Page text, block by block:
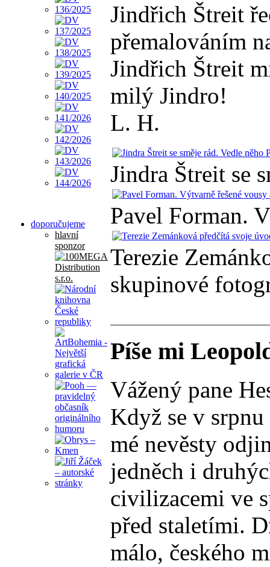
doporučujeme
hlavní
sponzor
Jindřich Štreit
přemalováním
Jindřich Štreit
milý Jindro!
L. H.
Jindra Štreit se
Pavel Forman.
Terezie
skupinové
Píše mi
Vážený pane
Když se v
mé nevěsty
jedněch i
civilizacemi ve
před staletími.
málo, českého